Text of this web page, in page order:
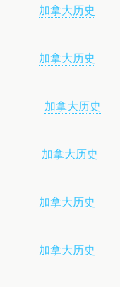
加拿大历史
加拿大历史
加拿大历史
加拿大历史
加拿大历史
加拿大历史